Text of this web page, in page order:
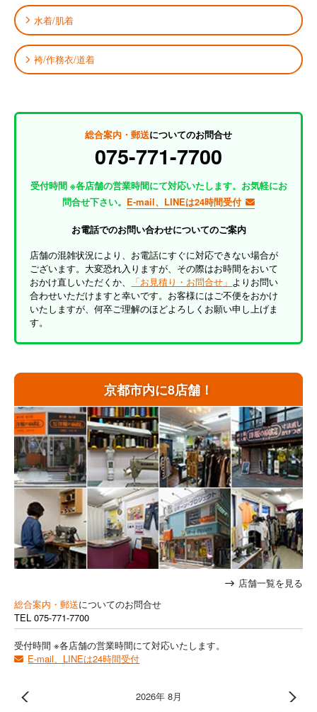
京都市内に8店舗！
店舗一覧を見る
総合案内・郵送についてのお問合せ
TEL 075-771-7700
受付時間 ※各店舗の営業時間にて対応いたします。
E-mail、LINEは24時間受付
2026年 8月
水着/肌着
袴/作務衣/道着
総合案内・郵送についてのお問合せ
075-771-7700
受付時間 ※各店舗の営業時間にて対応いたします。お気軽にお
問合せ下さい。 E-mail、LINEは24時間受付
お電話でのお問い合わせについてのご案内
店舗の混雑状況により、お電話にすぐに対応できない場合が
ございます。大変恐れ入りますが、その際はお時間をおいて
おかけ直しいただくか、
「お見積り・お問合せ」 よりお問い
合わせいただけますと幸いです。お客様にはご不便をおかけ
いたしますが、何卒ご理解のほどよろしくお願い申し上げま
す。